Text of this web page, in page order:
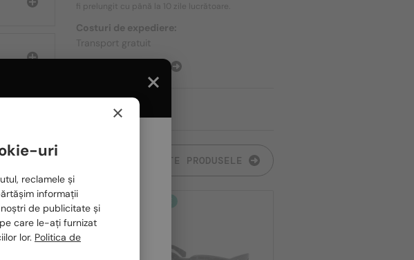
fi prelungit cu până la
10 zile lucrătoare.
Costuri de expediere:
Transport gratuit
DE TOATE PRODUSELE
pentru tine:
×
uri
reclamele și
informații
de publicitate și
care le-ați furnizat
lor. Politica de